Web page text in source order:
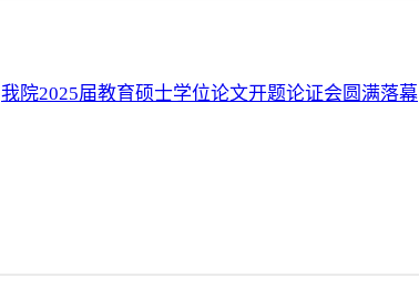
我院2025届教育硕士学位论文开题论证会圆满落幕